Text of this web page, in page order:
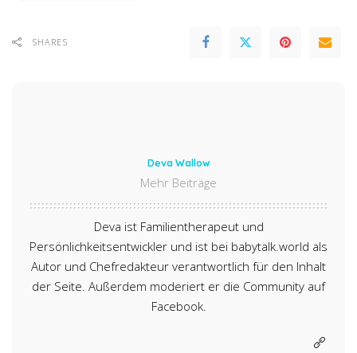
SHARES
Deva Wallow
Mehr Beiträge
Deva ist Familientherapeut und
Persönlichkeitsentwickler und ist bei babytalk.world als
Autor und Chefredakteur verantwortlich für den Inhalt
der Seite. Außerdem moderiert er die Community auf
Facebook.